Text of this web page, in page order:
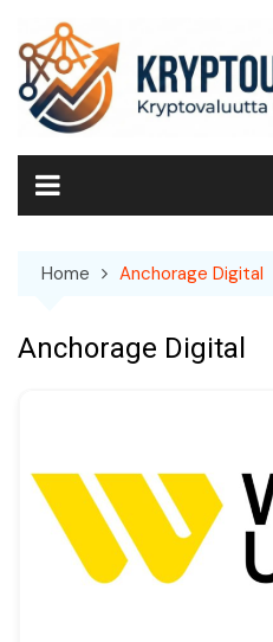
content
Home Anchorage Digital
Anchorage Digital